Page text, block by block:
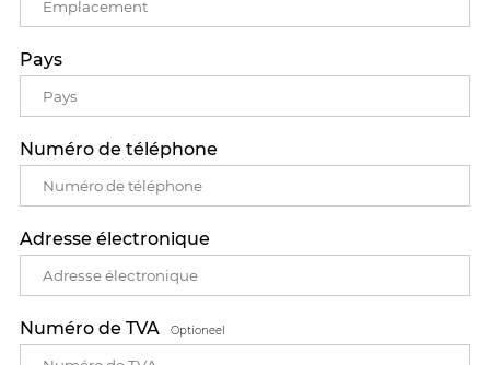
Pays
Numéro de téléphone
Adresse électronique
Numéro de TVA Optioneel